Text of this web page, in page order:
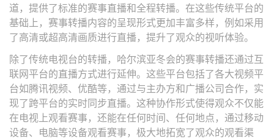
道，提供了标准的赛事直播和全程转播。在这些传统平台的
基础上，赛事转播内容的呈现形式更加丰富多样，例如采用
了高清或超高清画质进行直播，提升了观众的视听体验。
除了传统电视台的转播，哈尔滨亚冬会的赛事转播还通过互
联网平台的直播方式进行延伸。这些平台包括了各大视频平
台如腾讯视频、优酷等，通过与主办方和广播公司合作，实
现了跨平台的实时同步直播。这种协作形式使得观众不仅能
在电视上观看赛事，还能在任何时间、任何地点，通过移动
设备、电脑等设备观看赛事，极大地拓宽了观众的观看渠